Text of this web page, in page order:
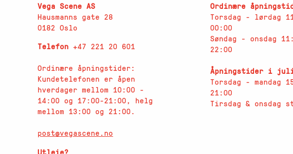
Vega Scene AS
Hausmanns gate 28
0182 Oslo
Telefon+47 221 20 601
Ordinære åpningstider:
Kundetelefonen er åpen
hverdager mellom 10:00 -
14:00 og 17:00-21:00, helg
mellom 13:00 og 21:00.
post@vegascene.no
Utleie?
Ordinære
Torsdag - lørdag
00:00
Søndag - onsdag
22:00
Åpningstider i
Torsdag - mandag
21:00
Tirsdag & onsdag